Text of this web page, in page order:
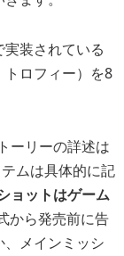
装されている
トロフィー）を8
ーリーの詳述は
ムは具体的に記
ョットはゲーム
から発売前に告
メインミッシ